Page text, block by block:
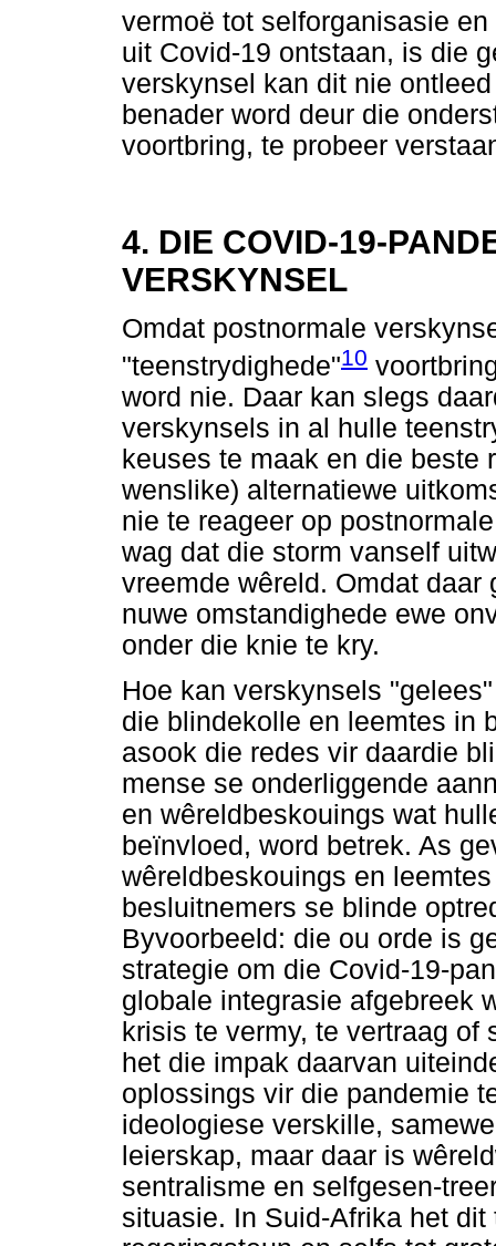
vermoë tot selforganisasie
uit Covid-19 ontstaan, is die
verskynsel kan dit nie
benader word deur die
voortbring, te probeer
4. DIE COVID-19-
VERSKYNSEL
Omdat postnormale
"teenstrydighede"10
word nie. Daar kan slegs
verskynsels in al hulle
keuses te maak en die beste
wenslike) alternatiewe
nie te reageer op
wag dat die storm vanself
vreemde wêreld. Omdat
nuwe omstandighede ewe
onder die knie te kry.
Hoe kan verskynsels
die blindekolle en leemtes in
asook die redes vir daardie
mense se onderliggende
en wêreldbeskouings wat
beïnvloed, word betrek. As
wêreldbeskouings en
besluitnemers se blinde
Byvoorbeeld: die ou orde is
strategie om die Covid-19-
globale integrasie afgebreek
krisis te vermy, te vertraag of
het die impak daarvan
oplossings vir die pandemie
ideologiese verskille,
leierskap, maar daar is
sentralisme en selfgesen-
situasie. In Suid-Afrika het